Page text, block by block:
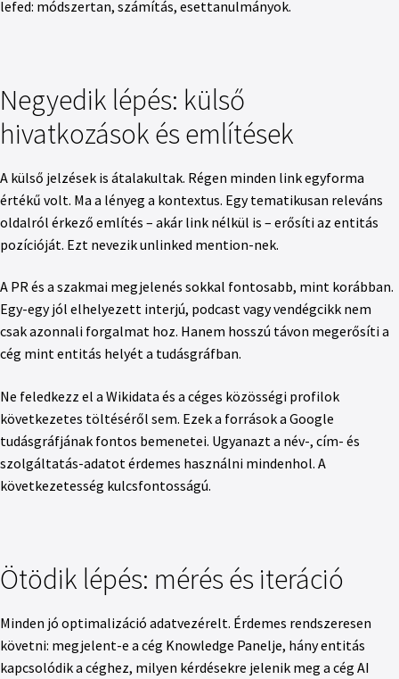
lefed: módszertan, számítás, esettanulmányok.
Negyedik lépés: külső
hivatkozások és említések
A külső jelzések is átalakultak. Régen minden link egyforma
értékű volt. Ma a lényeg a kontextus. Egy tematikusan releváns
oldalról érkező említés – akár link nélkül is – erősíti az entitás
pozícióját. Ezt nevezik unlinked mention-nek.
A PR és a szakmai megjelenés sokkal fontosabb, mint korábban.
Egy-egy jól elhelyezett interjú, podcast vagy vendégcikk nem
csak azonnali forgalmat hoz. Hanem hosszú távon megerősíti a
cég mint entitás helyét a tudásgráfban.
Ne feledkezz el a Wikidata és a céges közösségi profilok
következetes töltéséről sem. Ezek a források a Google
tudásgráfjának fontos bemenetei. Ugyanazt a név-, cím- és
szolgáltatás-adatot érdemes használni mindenhol. A
következetesség kulcsfontosságú.
Ötödik lépés: mérés és iteráció
Minden jó optimalizáció adatvezérelt. Érdemes rendszeresen
követni: megjelent-e a cég Knowledge Panelje, hány entitás
kapcsolódik a céghez, milyen kérdésekre jelenik meg a cég AI